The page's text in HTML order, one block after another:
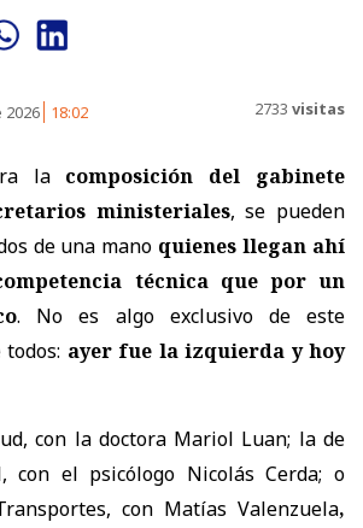
2026 18:02 2733 visitas
la composición del gabinete
ministeriales, se pueden
de una mano quienes llegan ahí
técnica que por un
. No es algo exclusivo de este
ayer fue la izquierda y hoy
con la doctora Mariol Luan; la de
con el psicólogo Nicolás Cerda; o
con Matías Valenzuela,